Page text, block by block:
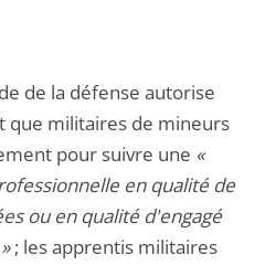
de la défense autorise
que militaires de mineurs
pour suivre une «
en qualité de
ou en qualité d'engagé
; les apprentis militaires